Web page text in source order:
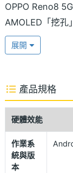
OPPO Reno8
AMOLED「挖孔
備 800nits 亮度
第五代康寧大猩
一體成型流線機身
OPPO Reno8
面中框設計，搭
僅 7.67mm，具
金」、「微光黑
五重工藝打造豐
展開
產品規格
硬體效能
作業系
統與版
本